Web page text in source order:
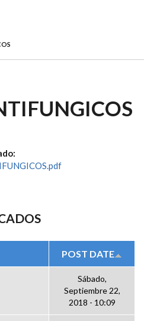
POST DATE
Sábado,
Septiembre 22,
2018 - 10:09